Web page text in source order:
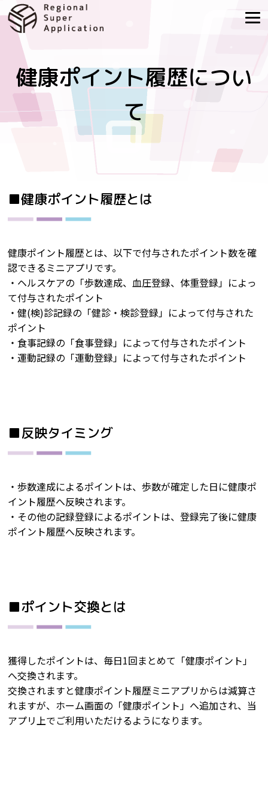
健康ポイント履歴につい
て
■健康ポイント履歴とは
健康ポイント履歴とは、以下で付与されたポイント数を確
認できるミニアプリです。
・ヘルスケアの「歩数達成、血圧登録、体重登録」によっ
て付与されたポイント
・健(検)診記録の「健診・検診登録」によって付与された
ポイント
・食事記録の「食事登録」によって付与されたポイント
・運動記録の「運動登録」によって付与されたポイント
■反映タイミング
・歩数達成によるポイントは、歩数が確定した日に健康ポ
イント履歴へ反映されます。
・その他の記録登録によるポイントは、登録完了後に健康
ポイント履歴へ反映されます。
■ポイント交換とは
獲得したポイントは、毎日1回まとめて「健康ポイント」
へ交換されます。
交換されますと健康ポイント履歴ミニアプリからは減算さ
れますが、ホーム画面の「健康ポイント」へ追加され、当
アプリ上でご利用いただけるようになります。